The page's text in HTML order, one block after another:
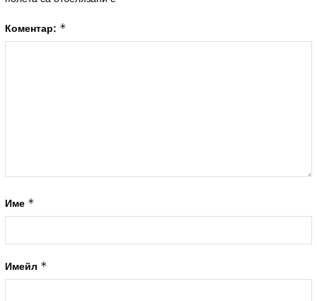
Коментар: *
Име *
Имейл *